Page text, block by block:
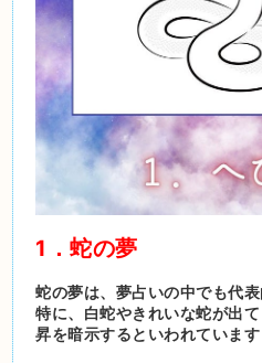
1．蛇の夢
蛇の夢は、夢占いの中でも代表
特に、白蛇やきれいな蛇が出
昇を暗示するといわれています